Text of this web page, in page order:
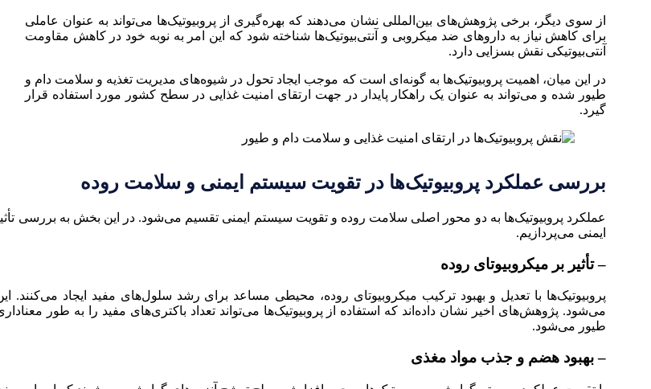
از سوی دیگر، برخی پژوهش‌های بین‌المللی نشان می‌دهند که بهره‌گیری از پروبیوتیک‌ها می‌تواند به عنوان عاملی
برای کاهش نیاز به داروهای ضد میکروبی و آنتی‌بیوتیک‌ها شناخته شود که این امر به نوبه خود در کاهش مقاومت
آنتی‌بیوتیکی نقش بسزایی دارد.
در این میان، اهمیت پروبیوتیک‌ها به گونه‌ای است که موجب ایجاد تحول در شیوه‌های مدیریت تغذیه و سلامت دام و
طیور شده و می‌تواند به عنوان یک راهکار پایدار در جهت ارتقای امنیت غذایی در سطح کشور مورد استفاده قرار
گیرد.
بررسی عملکرد پروبیوتیک‌ها در تقویت سیستم ایمنی و سلامت روده
عملکرد پروبیوتیک‌ها به دو محور اصلی سلامت روده و تقویت سیستم ایمنی تقسیم می‌شود. در این بخش به بررسی
ایمنی می‌پردازیم.
– تأثیر بر میکروبیوتای روده
پروبیوتیک‌ها با تعدیل و بهبود ترکیب میکروبیوتای روده، محیطی مساعد برای رشد سلول‌های مفید ایجاد
می‌شود. پژوهش‌های اخیر نشان داده‌اند که استفاده از پروبیوتیک‌ها می‌تواند تعداد باکتری‌های مفید را به طور
طیور می‌شود.
– بهبود هضم و جذب مواد مغذی